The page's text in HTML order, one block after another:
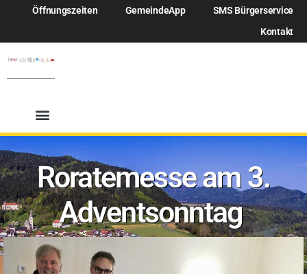
Öffnungszeiten GemeindeApp
SMS Bürgerservice
Kontakt
Roratemesse am 3.
Adventsonntag